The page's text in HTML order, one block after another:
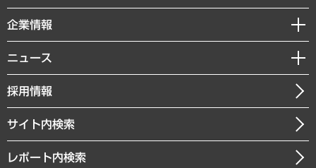
共生・ダイバーシティ
GRC（ガバナンス・リスク・コンプライアンス）・防災（政策）
経済・産業・雇用・労働
まちづくり・観光・交通・スポーツ・スマートシティ
レポート
コラム
経営用語集
受託・受注実績（官公庁関連）
メディア掲載・出演
セミナー・イベント情報
MUFGビジネスセミナー
受託案件情報
企業情報
私たちの想い
社長メッセージ
会社概要
沿革
ニュース
ニュースリリース
お知らせ
採用情報
サイト内検索
レポート内検索